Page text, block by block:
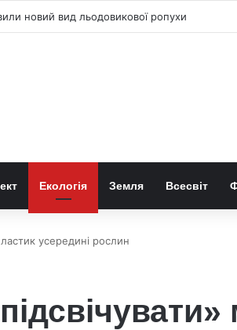
новий вид льодовикової ропухи
Екологія Земля Всесвіт
усередині рослин